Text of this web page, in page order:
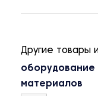
Другие товары
оборудование
материалов